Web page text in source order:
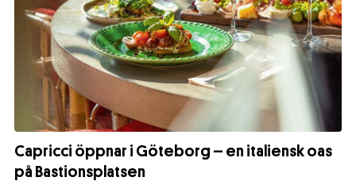
Capricci öppnar i Göteborg – en italiensk oas
på Bastionsplatsen